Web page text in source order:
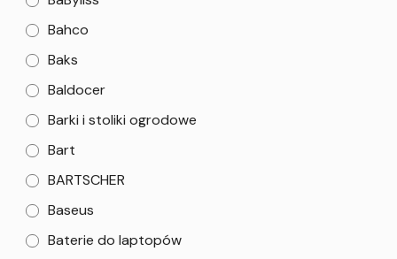
Bahco
Baks
Baldocer
Barki i stoliki ogrodowe
Bart
BARTSCHER
Baseus
Baterie do laptopów